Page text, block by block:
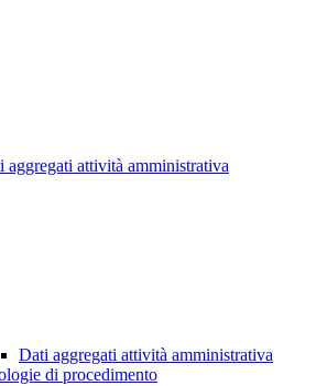
aggregati attività amministrativa
Dati aggregati attività amministrativa
di procedimento